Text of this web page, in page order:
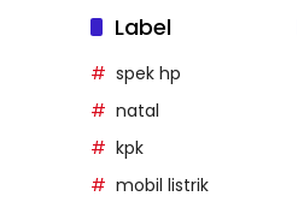
Label
spek hp
natal
kpk
mobil listrik